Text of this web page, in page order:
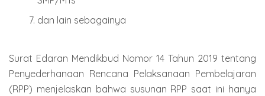
dan lain sebagainya
Surat Edaran Mendikbud Nomor 14 Tahun 2019 tentang
Penyederhanaan Rencana Pelaksanaan Pembelajaran
(RPP) menjelaskan bahwa susunan RPP saat ini hanya